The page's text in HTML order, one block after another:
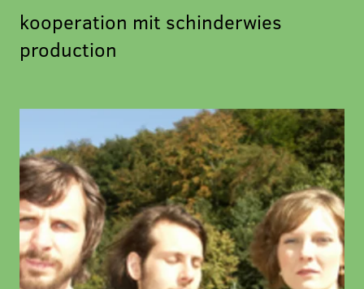
kooperation mit schinderwies
production